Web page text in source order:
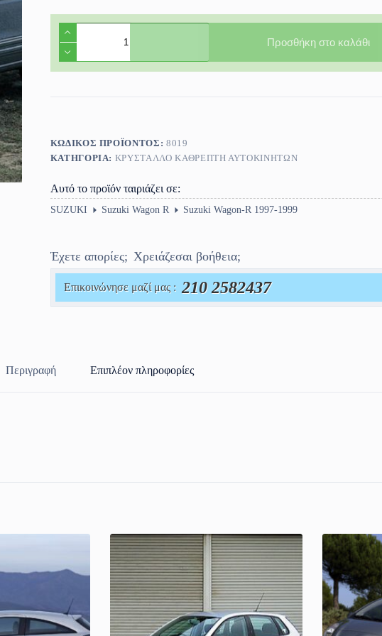
καθρέφτη,
Suzuki
Wagon
Προσθήκη στο καλάθι
ΚΩΔΙΚΌΣ ΠΡΟΪΌΝΤΟΣ: 8019
ΚΑΤΗΓΟΡΊΑ: ΚΡΎΣΤΑΛΛΟ ΚΑΘΡΈΠΤΗ ΑΥΤΟΚΙΝΗΤΩΝ
Αυτό το προϊόν ταιριάζει σε:
SUZUKI Suzuki Wagon R Suzuki Wagon-R 1997-1999
Έχετε απορίες; Χρειάζεσαι βοήθεια;
Επικοινώνησε μαζί μας : 210 2582437
Περιγραφή Επιπλέον πληροφορίες